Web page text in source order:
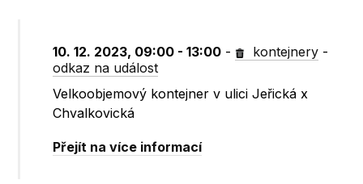
10. 12. 2023, 09:00 - 13:00 - kontejnery -
odkaz na událost
Velkoobjemový kontejner v ulici Jeřická x
Chvalkovická
Přejít na více informací